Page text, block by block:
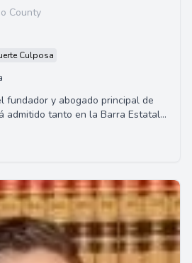
County
Culposa
fundador y abogado principal de
admitido tanto en la Barra Estatal